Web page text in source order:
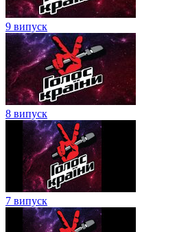
9 випуск
8 випуск
7 випуск